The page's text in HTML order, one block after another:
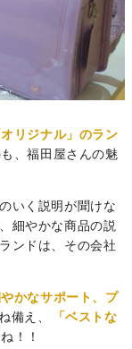
リジナル」のラン
、福田屋さんの魅
いく説明が聞けな
細やかな商品の説
ンドは、その会社
かなサポート、プ
備え、
「ベストな
！！